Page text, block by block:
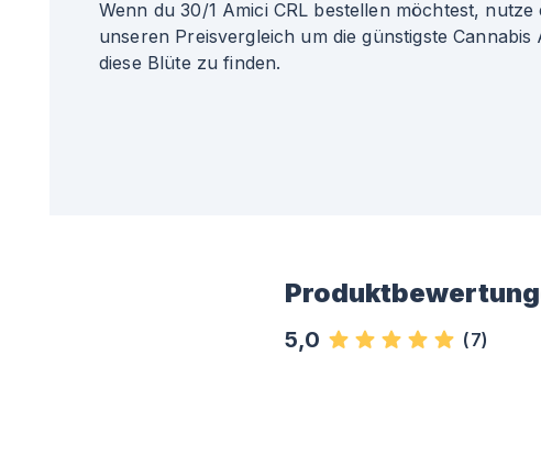
Wenn du 30/1 Amici CRL bestellen möchtest, nutze
unseren Preisvergleich um die günstigste
diese Blüte zu finden.
5,0 (7)